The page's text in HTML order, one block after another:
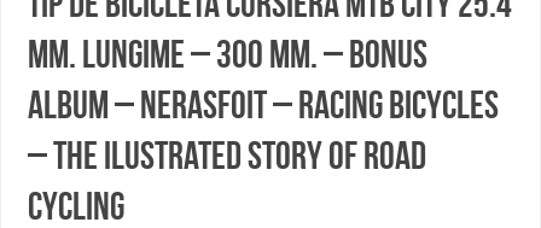
mm. lungime – 300 mm. – bonus
ALBUM – NERASFOIT – RACING BICYCLES
– THE ILUSTRATED STORY OF ROAD
CYCLING